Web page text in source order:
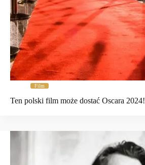
Film
Ten polski film może dostać Oscara 2024!